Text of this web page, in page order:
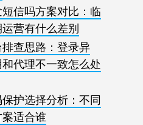
信吗方案对比：临
营有什么差别
查思路：登录异
代理不一致怎么处
护选择分析：不同
适合谁